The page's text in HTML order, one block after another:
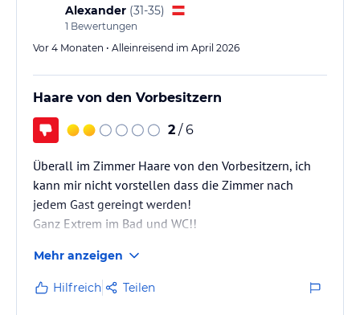
eigenen Bett, vielleicht sogar noch besser. Wählen Sie daher aus
unserer exklusiven Kissenauswahl: Kuschelkissen,
Nackenstützkissen, Zirbenkissen und Nackenrolle.
Hoteliers-/Veranstalter-/Kataloginformationen. Alle Angaben
lies vor der Buchung die verbindlichen
jeweiligen Veranstalters.
Alexander (31-35)
1 Bewertungen
Vor 4 Monaten • Alleinreisend im April 2026
Haare von den Vorbesitzern
2 / 6
Überall im Zimmer Haare von den Vorbesitzern, ich
kann mir nicht vorstellen dass die Zimmer nach
jedem Gast gereingt werden!
Ganz Extrem im Bad und WC!!
Muss immer beruflich hier bleiben und ist schon ein
paar mal aufgefallen !!
Mehr anzeigen
Hilfreich Teilen